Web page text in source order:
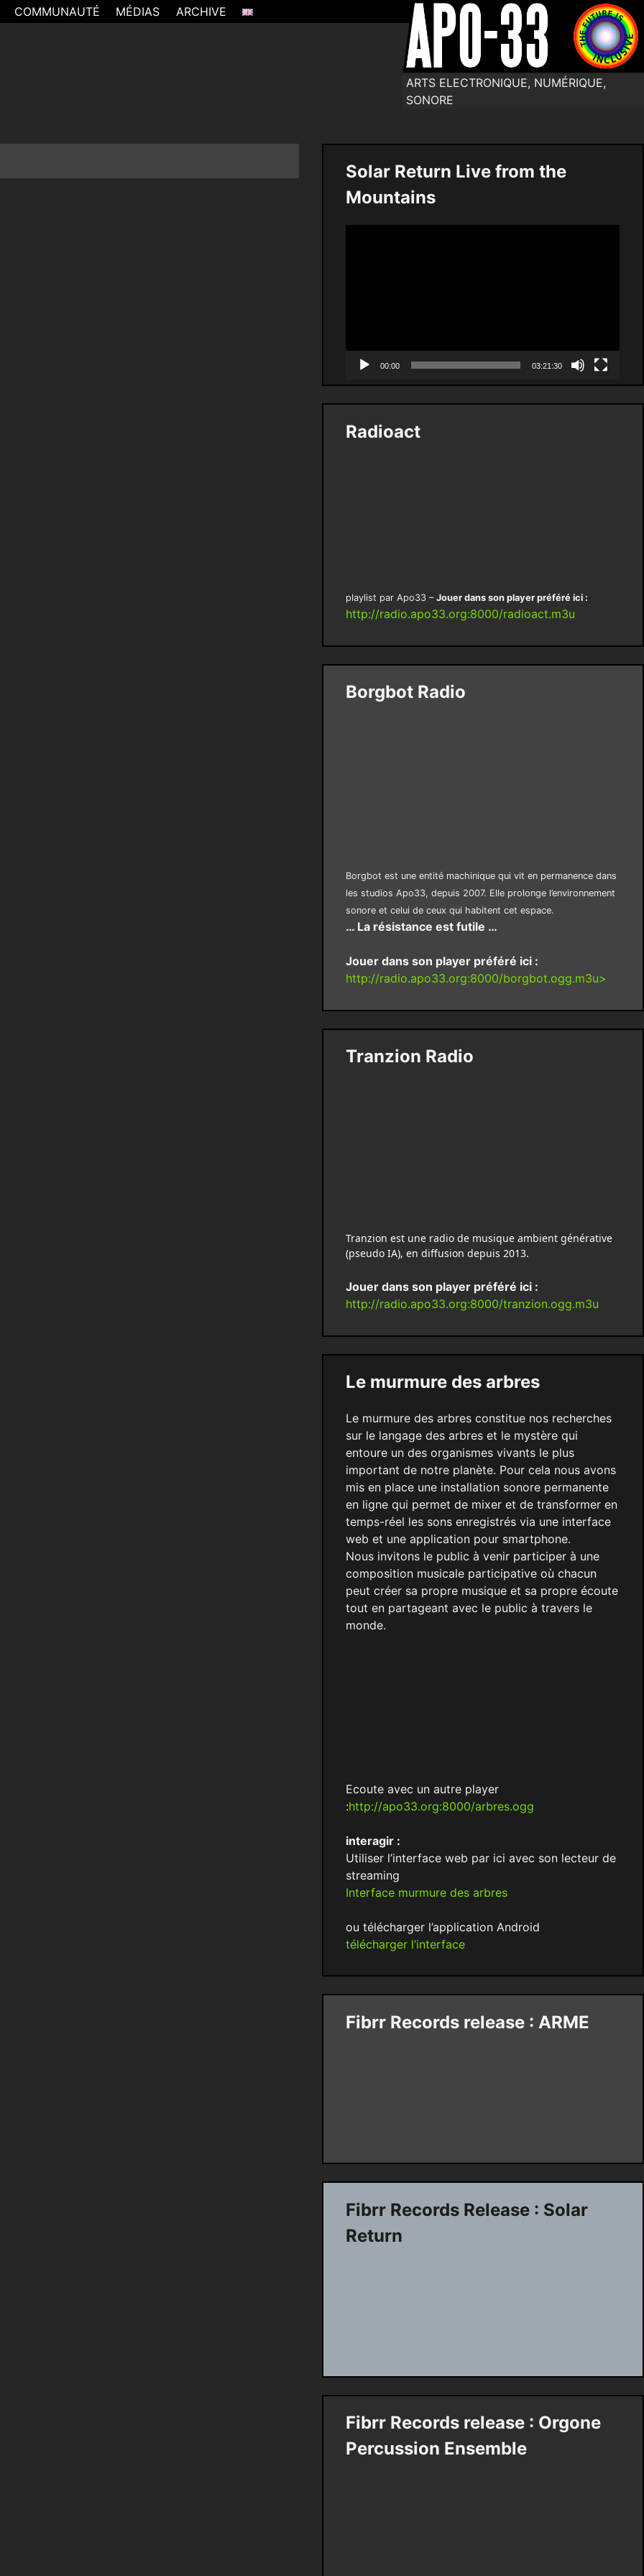
ARTS ELECTRONIQUE, NUMÉRIQUE,
SONORE
COMMUNAUTÉ MÉDIAS ARCHIVE
Solar Return Live from the
Mountains
00:00 03:21:30
Radioact
playlist par Apo33 –Jouer dans son player préféré ici :
http://radio.apo33.org:8000/radioact.m3u
Borgbot Radio
Borgbot est une entité machinique qui vit en permanence dans
les studios Apo33, depuis 2007. Elle prolonge l’environnement
sonore et celui de ceux qui habitent cet espace.
… La résistance est futile …
Jouer dans son player préféré ici :
http://radio.apo33.org:8000/borgbot.ogg.m3u>
Tranzion Radio
Tranzion est une radio de musique ambient générative
(pseudo IA), en diffusion depuis 2013.
Jouer dans son player préféré ici :
http://radio.apo33.org:8000/tranzion.ogg.m3u
Le murmure des arbres
Le murmure des arbres constitue nos recherches
sur le langage des arbres et le mystère qui
entoure un des organismes vivants le plus
important de notre planète. Pour cela nous avons
mis en place une installation sonore permanente
en ligne qui permet de mixer et de transformer en
temps-réel les sons enregistrés via une interface
web et une application pour smartphone.
Nous invitons le public à venir participer à une
composition musicale participative où chacun
peut créer sa propre musique et sa propre écoute
tout en partageant avec le public à travers le
monde.
Ecoute avec un autre player
:http://apo33.org:8000/arbres.ogg
interagir :
Utiliser l’interface web par ici avec son lecteur de
streaming
Interface murmure des arbres
ou télécharger l’application Android
télécharger l’interface
Fibrr Records release : ARME
Fibrr Records Release : Solar
Return
Fibrr Records release : Orgone
Percussion Ensemble